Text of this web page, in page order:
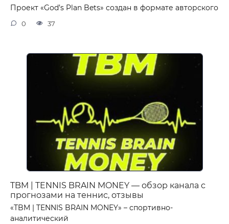
Проект «God’s Plan Bets» создан в формате авторского
0 37
TBM | TENNIS BRAIN MONEY — обзор канала с
прогнозами на теннис, отзывы
«TBM | TENNIS BRAIN MONEY» – спортивно-
аналитический